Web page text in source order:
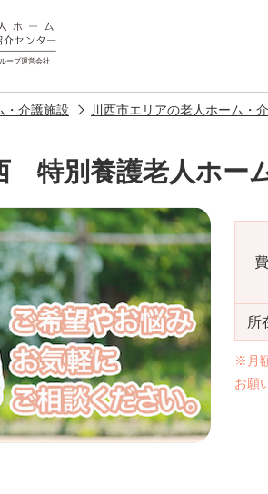
人ホームを探す
施設をお探しの方へ
相談者様の声
・介護施設 川西市エリアの老人ホーム・
特別養護老人ホー
所
※月
お願